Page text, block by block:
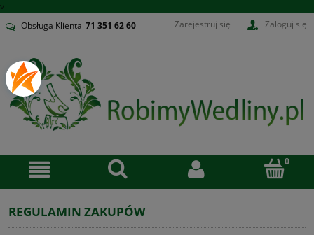
v
Obsługa Klienta 71 351 62 60 Zarejestruj się Zaloguj się
REGULAMIN ZAKUPÓW